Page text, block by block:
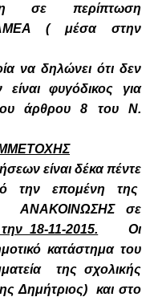
σε περίπτωση
ΑΜΕΑ ( μέσα στην
να δηλώνει ότι δεν
είναι φυγόδικος για
άρθρου 8 του Ν.
είναι δέκα πέντε
την επομένη της
ΑΝΑΚΟΙΝΩΣΗΣ σε
18-11-2015. Οι
κατάστημα του
της σχολικής
Δημήτριος) και στο